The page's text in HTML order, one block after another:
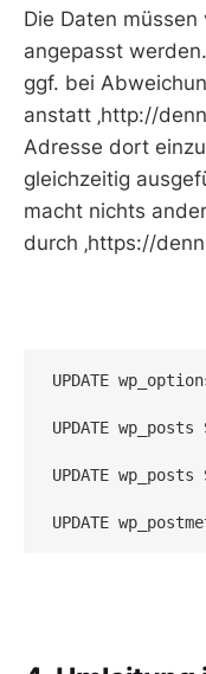
Die Daten
angepasst
ggf. bei
anstatt ‚http://
Adresse dort
gleichzeitig
macht nichts
durch ‚https://
UPDATE
UPDATE
UPDATE